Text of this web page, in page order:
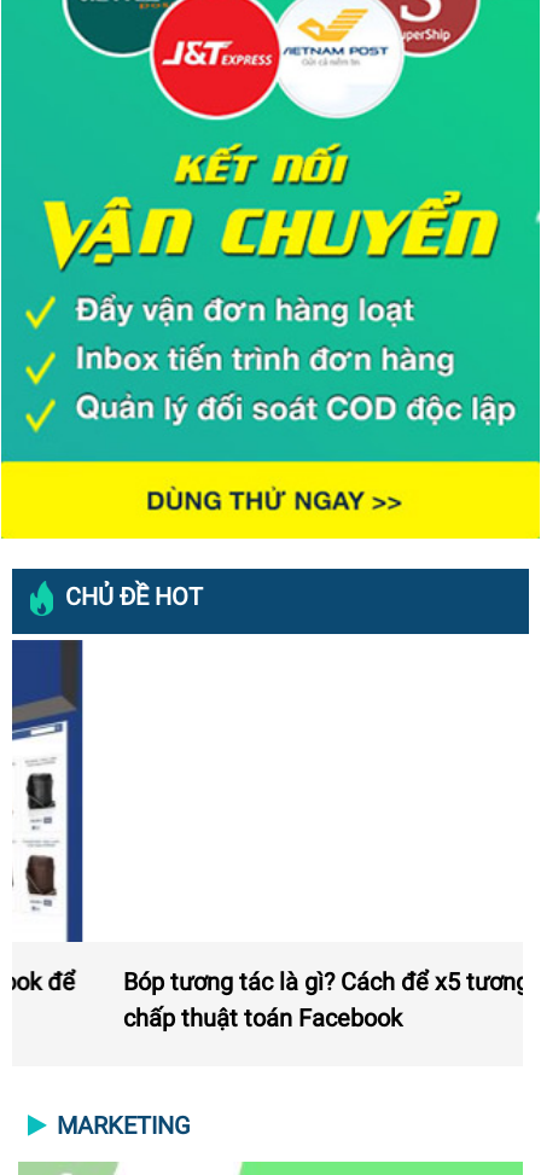
CHỦ ĐỀ HOT
Bóp tương tác là gì? Cách để x5 tương tác bất
chấp thuật toán Facebook
MARKETING